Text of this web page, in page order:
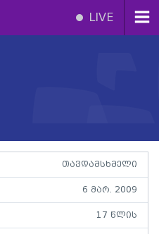
LIVE
თავდამსხმელი
6 მარ. 2009
17 წლის